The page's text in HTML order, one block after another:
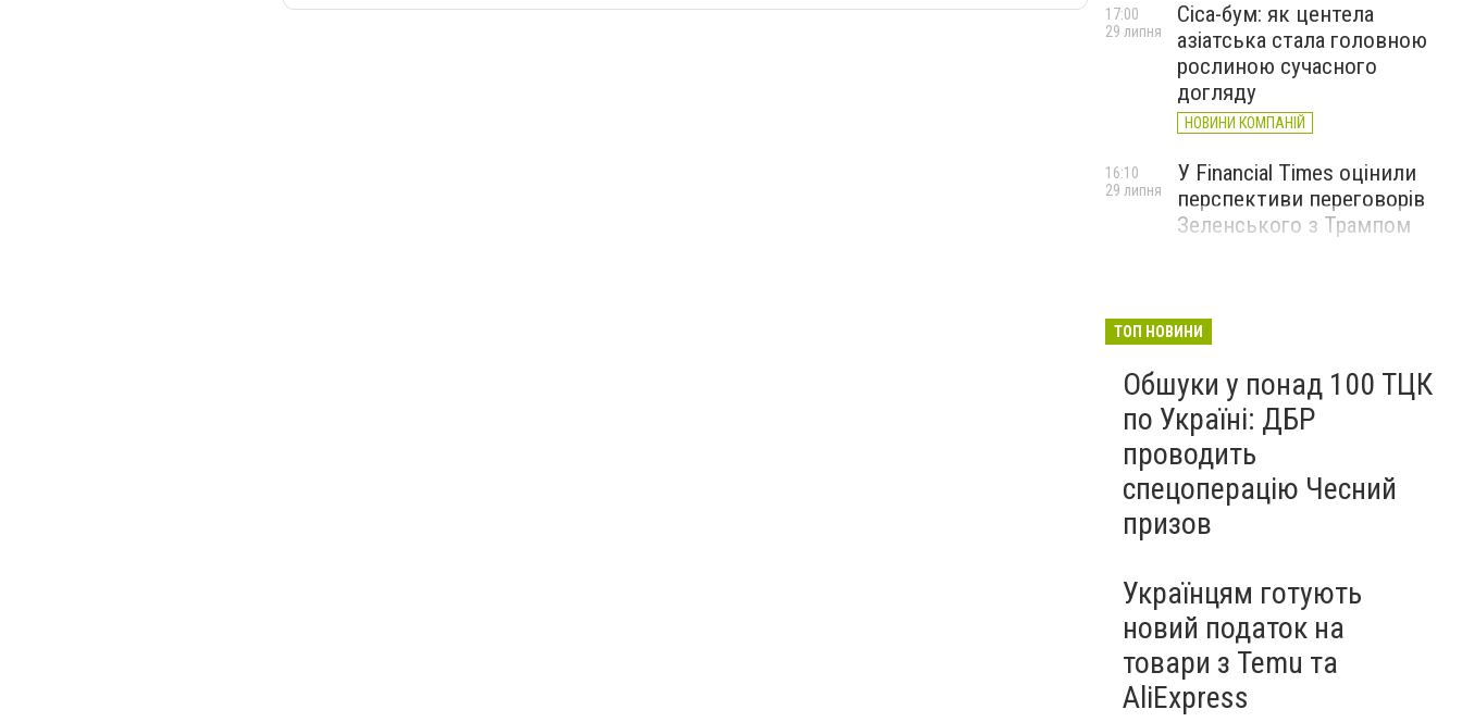
Cica-бум: як центела
азіатська стала головною
рослиною сучасного
догляду
НОВИНИ КОМПАНІЙ
17:00
29 липня
У Financial Times оцінили
перспективи переговорів
Зеленського з Трампом
16:10
29 липня
ТОП НОВИНИ
Обшуки у понад 100 ТЦК
по Україні: ДБР
проводить
спецоперацію Чесний
призов
Українцям готують
новий податок на
товари з Temu та
AliExpress